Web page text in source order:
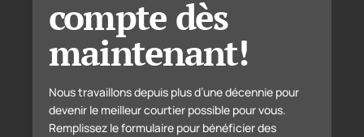
compte dès
maintenant!
Nous travaillons depuis plus d’une décennie pour
devenir le meilleur courtier possible pour vous.
Remplissez le formulaire pour bénéficier des